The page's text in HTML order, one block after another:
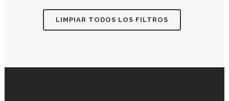
LIMPIAR TODOS LOS FILTROS